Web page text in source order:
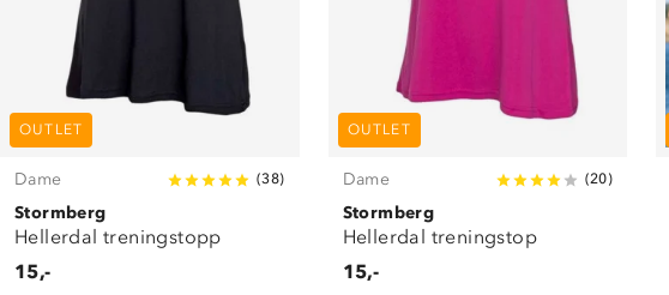
OUTLET
Dame (38)
Stormberg
Hellerdal treningstopp
15,-
OUTLET
Dame (20)
Stormberg
Hellerdal treningstop
15,-